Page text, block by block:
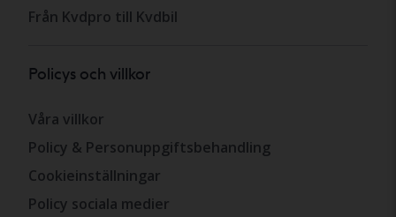
Från Kvdpro till Kvdbil
Policys och villkor
Våra villkor
Policy & Personuppgiftsbehandling
Cookieinställningar
Policy sociala medier